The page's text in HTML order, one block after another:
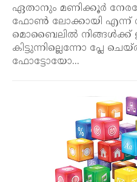
ഏതാനും മണിക്കൂർ
ഫോൺ ലോക്കായി എന്ന്
മൊബൈലിൽ നിങ്ങൾക്ക്
കിട്ടുന്നില്ലെന്നോ പ്ലേ
ഫോട്ടോയോ...